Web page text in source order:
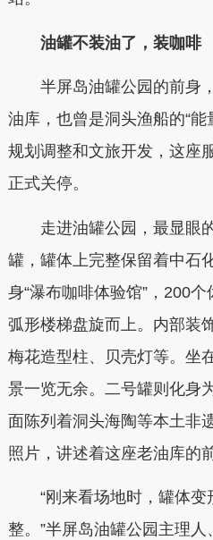
油罐不装油了，装咖啡
半屏岛油罐公园的前身
油库，也曾是洞头渔船的“
规划调整和文旅开发，这座
正式关停。
走进油罐公园，最显眼的
罐，罐体上完整保留着中石
身“瀑布咖啡体验馆”，200
弧形楼梯盘旋而上。内部装
梅花造型柱、贝壳灯等。坐
景一览无余。二号罐则化身
面陈列着洞头海陶等本土非
照片，讲述着这座老油库的
“刚来看场地时，罐体变
整。”半屏岛油罐公园主理